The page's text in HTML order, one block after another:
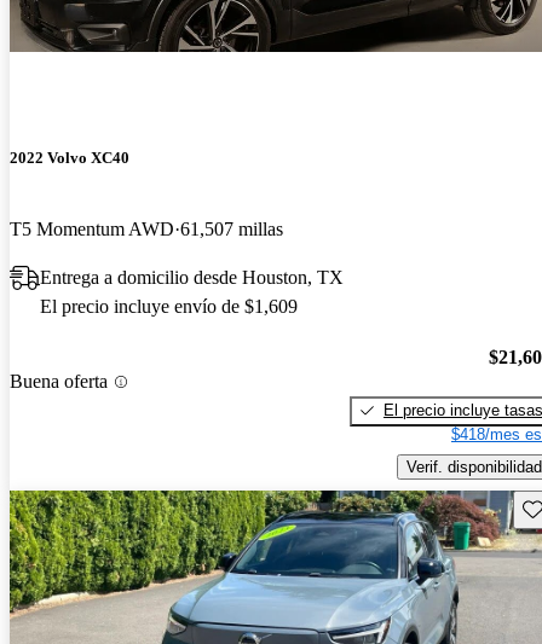
2022 Volvo XC40
T5 Momentum AWD 61,507 millas
Entrega a domicilio desde Houston, TX
El precio incluye envío de $1,609
Buena oferta
El precio incluye tasas
$418/mes
Verif. disponibilidad